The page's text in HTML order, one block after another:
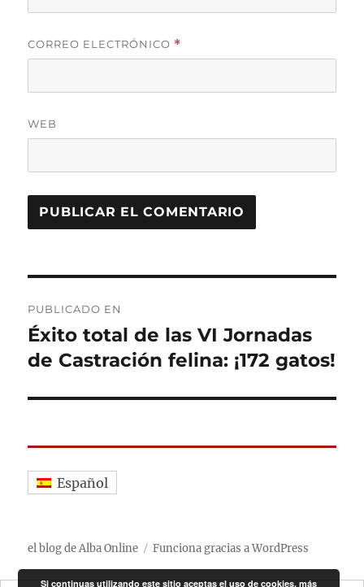
CORREO ELECTRÓNICO *
WEB
de
entradas
PUBLICADO EN
Éxito total de las VI Jornadas
de Castración felina: ¡172 gatos!
Español
el blog de Alba Online Funciona gracias a WordPress
Si continuas utilizando este sitio aceptas el uso de cookies.más